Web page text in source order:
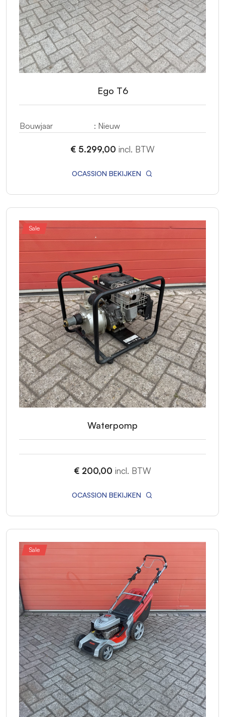
Ego T6
Bouwjaar : Nieuw
€ 5.299,00 incl. BTW
OCASSION BEKIJKEN
Sale
Waterpomp
€ 200,00 incl. BTW
OCASSION BEKIJKEN
Sale